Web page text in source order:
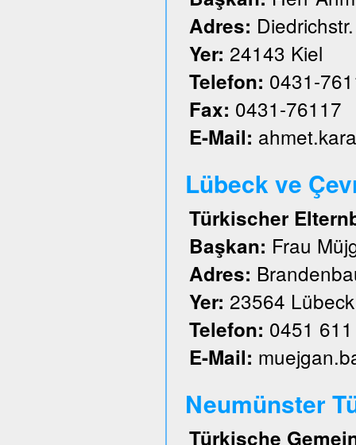
Adres:
Yer: 24143 Kiel
Telefon: 0431-
Fax: 0431-76117
E-Mail:
Lübeck ve
Türkischer
Başkan: Frau
Adres:
Yer: 23564 Lübeck
Telefon: 0451
E-Mail:
Neumünster
Türkische